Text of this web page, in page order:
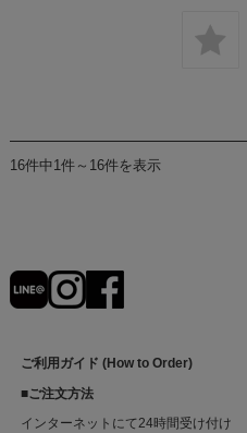
16件中1件～16件を表示
ご利用ガイド (How to Order)
■ご注文方法
インターネットにて24時間受け付け